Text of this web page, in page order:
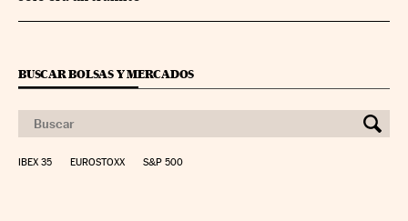
BUSCAR BOLSAS Y MERCADOS
IBEX 35 EUROSTOXX S&P 500